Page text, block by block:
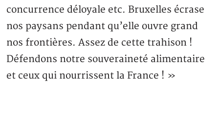
concurrence déloyale etc. Bruxelles écrase
nos paysans pendant qu’elle ouvre grand
nos frontières. Assez de cette trahison !
Défendons notre souveraineté alimentaire
et ceux qui nourrissent la France ! »